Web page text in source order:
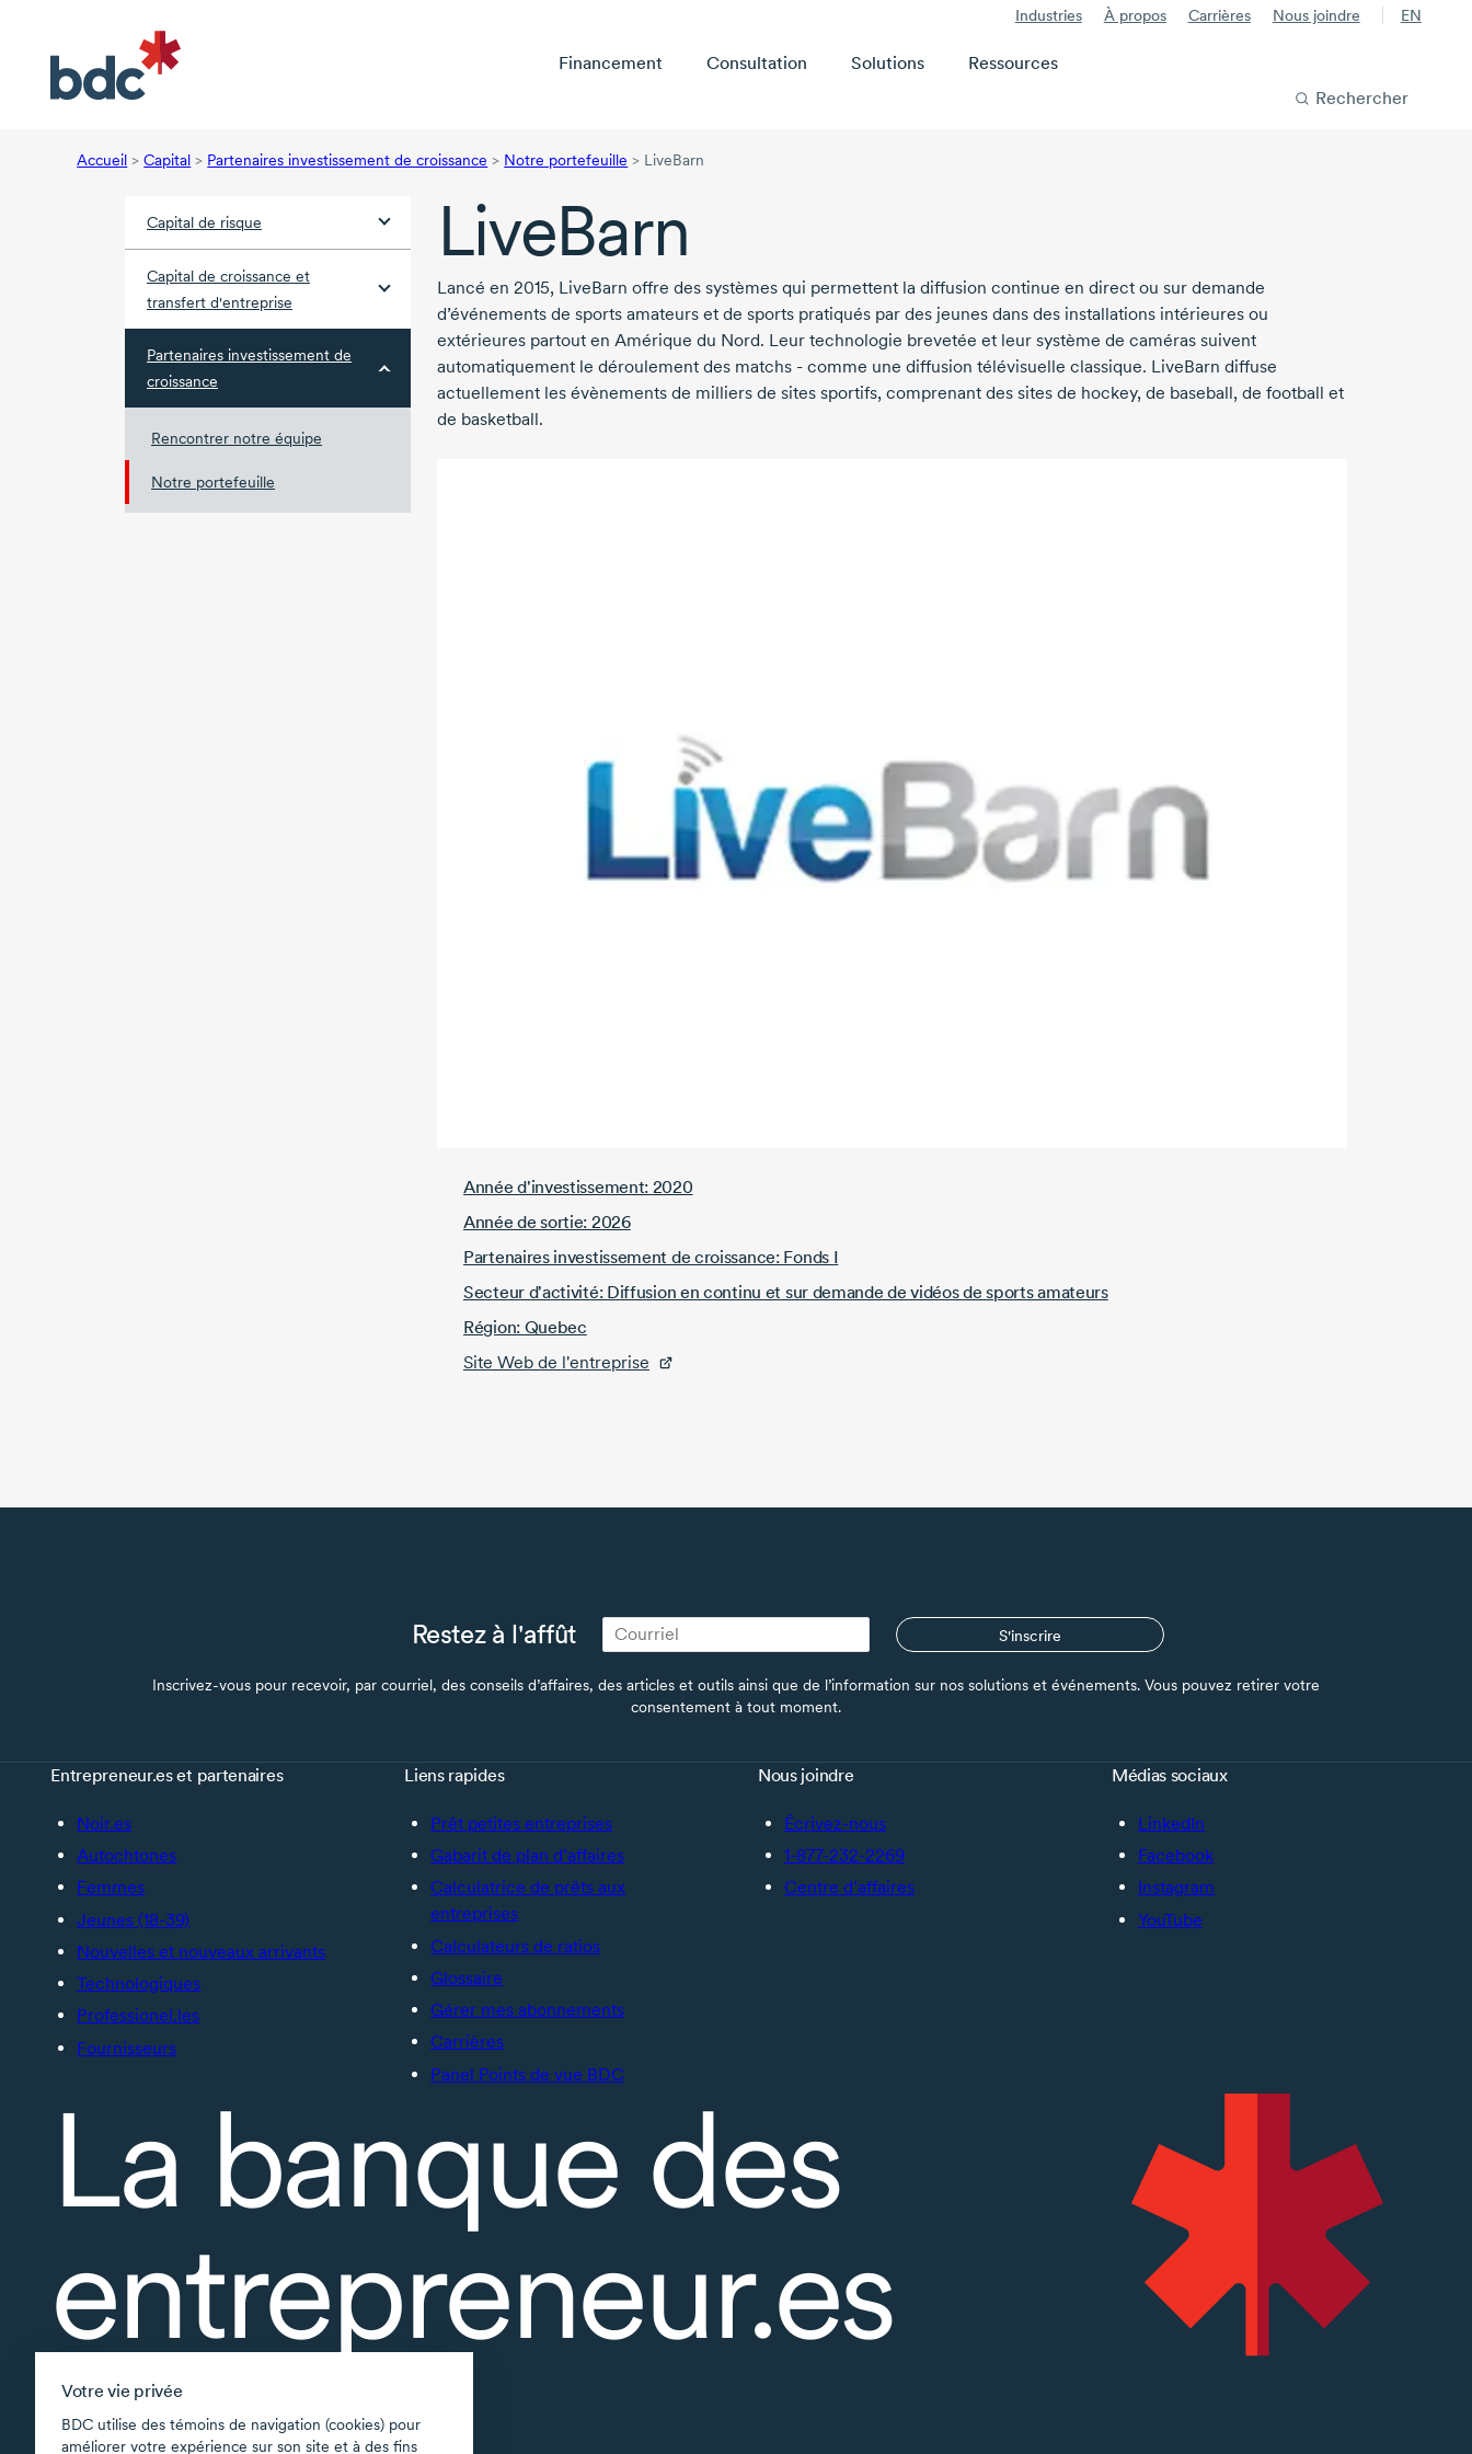
Votre vie privée
BDC utilise des témoins de navigation (cookies) pour
améliorer votre expérience sur son site et à des fins
Industries À propos Carrières Nous joindre EN
Financement Consultation Solutions
Ressources
Rechercher
Accueil > Capital > Partenaires investissement de croissance > Notre portefeuille > LiveBarn
Capital de risque
Capital de croissance et
transfert d'entreprise
Partenaires investissement de
croissance
Rencontrer notre équipe
Notre portefeuille
LiveBarn
Lancé en 2015, LiveBarn offre des systèmes qui permettent la diffusion continue en direct ou sur demande
d’événements de sports amateurs et de sports pratiqués par des jeunes dans des installations intérieures ou
extérieures partout en Amérique du Nord. Leur technologie brevetée et leur système de caméras suivent
automatiquement le déroulement des matchs - comme une diffusion télévisuelle classique. LiveBarn diffuse
actuellement les évènements de milliers de sites sportifs, comprenant des sites de hockey, de baseball, de football et
de basketball.
Année d'investissement: 2020
Année de sortie: 2026
Partenaires investissement de croissance: Fonds I
Secteur d'activité: Diffusion en continu et sur demande de vidéos de sports amateurs
Région: Quebec
Site Web de l'entreprise
Restez à l'affût S'inscrire
Inscrivez-vous pour recevoir, par courriel, des conseils d’affaires, des articles et outils ainsi que de l’information sur nos solutions et événements. Vous pouvez retirer votre
consentement à tout moment.
Entrepreneur.es et partenaires
Noir.es
Autochtones
Femmes
Jeunes (18-39)
Nouvelles et nouveaux arrivants
Technologiques
Professionel.les
Fournisseurs
Liens rapides
Prêt petites entreprises
Gabarit de plan d’affaires
Calculatrice de prêts aux
entreprises
Calculateurs de ratios
Glossaire
Gérer mes abonnements
Carrières
Panel Points de vue BDC
Nous joindre
Écrivez-nous
1-877-232-2269
Centre d’affaires
Médias sociaux
LinkedIn
Facebook
Instagram
YouTube
La banque des
entrepreneur.es
À propos
Accessibilité